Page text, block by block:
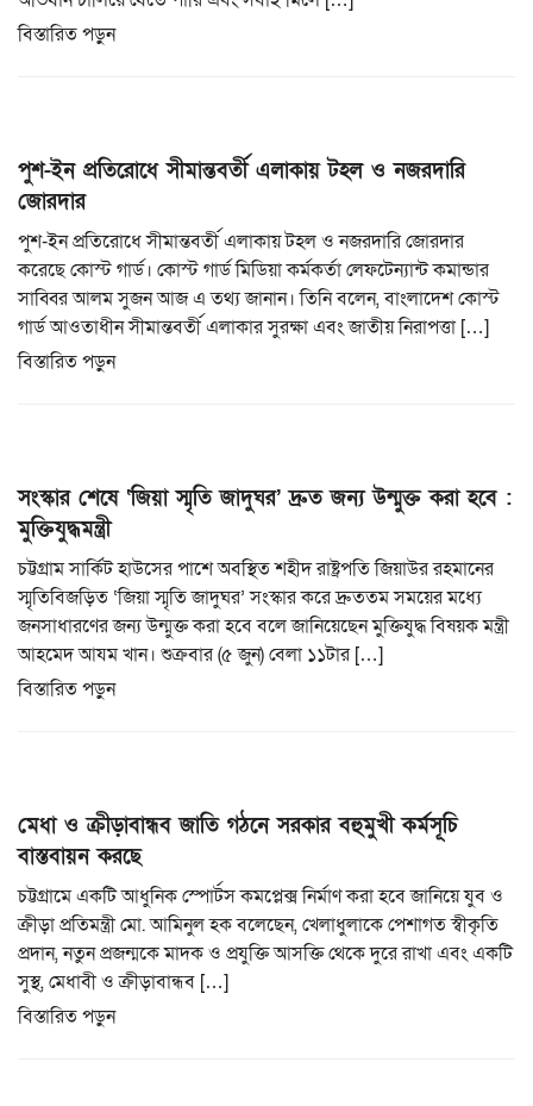
বিস্তারিত পড়ুন
পুশ-ইন প্রতিরোধে সীমান্তবর্তী এলাকায় টহল ও নজরদারি
জোরদার
পুশ-ইন প্রতিরোধে সীমান্তবর্তী এলাকায় টহল ও নজরদারি জোরদার
করেছে কোস্ট গার্ড। কোস্ট গার্ড মিডিয়া কর্মকর্তা লেফটেন্যান্ট কমান্ডার
সাব্বির আলম সুজন আজ এ তথ্য জানান। তিনি বলেন, বাংলাদেশ কোস্ট
গার্ড আওতাধীন সীমান্তবর্তী এলাকার সুরক্ষা এবং জাতীয় নিরাপত্তা […]
বিস্তারিত পড়ুন
সংস্কার শেষে ‘জিয়া স্মৃতি জাদুঘর’ দ্রুত জন্য উন্মুক্ত করা হবে :
মুক্তিযুদ্ধমন্ত্রী
চট্টগ্রাম সার্কিট হাউসের পাশে অবস্থিত শহীদ রাষ্ট্রপতি জিয়াউর রহমানের
স্মৃতিবিজড়িত ‘জিয়া স্মৃতি জাদুঘর’ সংস্কার করে দ্রুততম সময়ের মধ্যে
জনসাধারণের জন্য উন্মুক্ত করা হবে বলে জানিয়েছেন মুক্তিযুদ্ধ বিষয়ক মন্ত্রী
আহমেদ আযম খান। শুক্রবার (৫ জুন) বেলা ১১টার […]
বিস্তারিত পড়ুন
মেধা ও ক্রীড়াবান্ধব জাতি গঠনে সরকার বহুমুখী কর্মসূচি
বাস্তবায়ন করছে
চট্টগ্রামে একটি আধুনিক স্পোর্টস কমপ্লেক্স নির্মাণ করা হবে জানিয়ে যুব ও
ক্রীড়া প্রতিমন্ত্রী মো. আমিনুল হক বলেছেন, খেলাধুলাকে পেশাগত স্বীকৃতি
প্রদান, নতুন প্রজন্মকে মাদক ও প্রযুক্তি আসক্তি থেকে দুরে রাখা এবং একটি
সুস্থ, মেধাবী ও ক্রীড়াবান্ধব […]
বিস্তারিত পড়ুন